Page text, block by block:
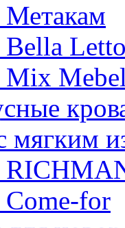
Метакам
Bella
Mix
мягким
Come-for